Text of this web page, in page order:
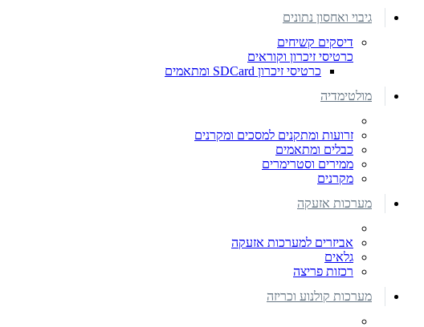
גיבוי ואחסון נתונים
דיסקים קשיחים
כרטיסי זיכרון וקוראים
כרטיסי זיכרון SDCard ומתאמים
מולטימדיה
זרועות ומתקנים למסכים ומקרנים
כבלים ומתאמים
ממירים וסטרימרים
מקרנים
מערכות אזעקה
אביזרים למערכות אזעקה
גלאים
רכזות פריצה
מערכות קולנוע וכריזה